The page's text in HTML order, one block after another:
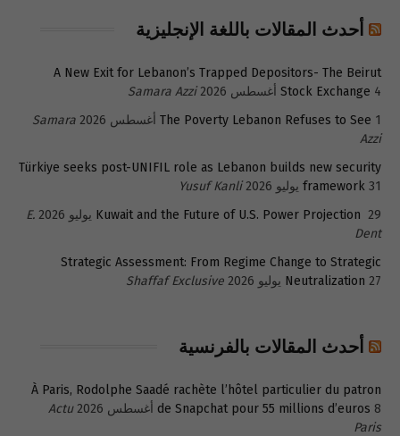
أحدث المقالات باللغة الإنجليزية
A New Exit for Lebanon’s Trapped Depositors- The Beirut
Stock Exchange 4 أغسطس 2026
Samara Azzi
The Poverty Lebanon Refuses to See 1 أغسطس 2026
Samara
Azzi
Türkiye seeks post-UNIFIL role as Lebanon builds new security
framework 31 يوليو 2026
Yusuf Kanli
Kuwait and the Future of U.S. Power Projection 29 يوليو 2026
E.
Dent
Strategic Assessment: From Regime Change to Strategic
Neutralization 27 يوليو 2026 Shaffaf Exclusive
أحدث المقالات بالفرنسية
À Paris, Rodolphe Saadé rachète l’hôtel particulier du patron
de Snapchat pour 55 millions d’euros 8 أغسطس 2026
Actu
Paris